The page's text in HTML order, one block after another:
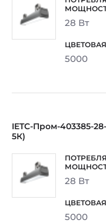
28 Вт
5000
IETC-Пром-403385-
5К)
28 Вт
5000